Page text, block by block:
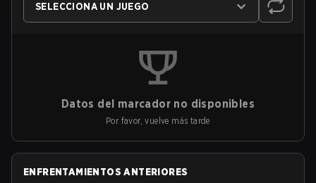
SELECCIONA UN JUEGO
Datos del marcador no disponibles
Por favor, vuelve más tarde
ENFRENTAMIENTOS ANTERIORES